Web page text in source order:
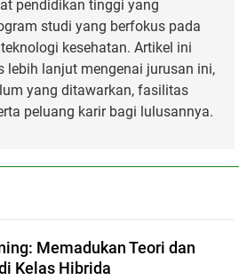
pendidikan tinggi yang
studi yang berfokus pada
kesehatan. Artikel ini
lebih lanjut mengenai jurusan ini,
yang ditawarkan, fasilitas
peluang karir bagi lulusannya.
Memadukan Teori dan
Kelas Hibrida